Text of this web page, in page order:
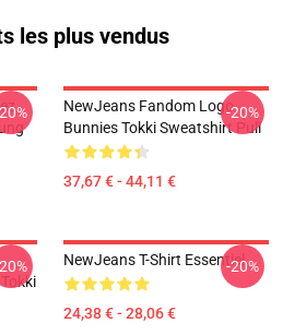
les plus vendus
NewJeans Fandom Logo
Bunnies Tokki Sweatshirt Pull
37,67 € - 44,11 €
-20%
NewJeans T-Shirt Essentiel
24,38 € - 28,06 €
-20%